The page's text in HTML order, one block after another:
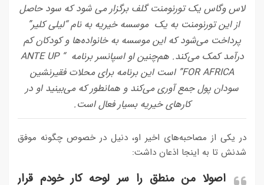
لاس وگاس یک تورنومنت گلف برگزار می شود که سود حاصل
از این تورنومنت به یک موسسه خیریه به نام “لیلی کلیر”
پرداخت می‌شود که این موسسه به خانواده‌ها و کودکان کم
درآمد کمک می‌کند. هم‌چنین او اسپانسر برنامه‌ “ANTE UP
FOR AFRICA” است این برنامه برای محلات فقیرنشین
سودان پول جمع آوری می‌کند و همانطور که می‌بینید او در
کارهای خیریه بسیار فعال است.
در یکی از مصاحبه‌های اخیر او، دنیل در خصوص چگونه موفق
شدنش تا به اینجا اذعان داشت:
اصولا من منطق را سر لوحه کار خودم قرار